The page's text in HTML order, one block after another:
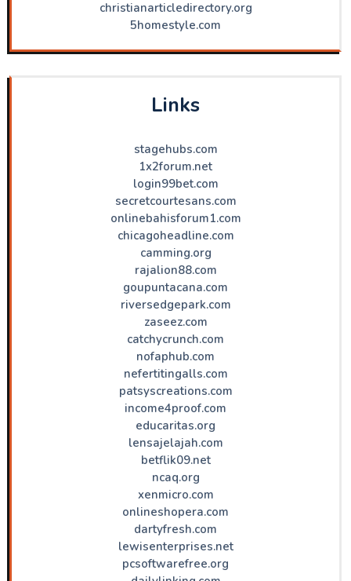
christianarticledirectory.org
5homestyle.com
Links
stagehubs.com
1x2forum.net
login99bet.com
secretcourtesans.com
onlinebahisforum1.com
chicagoheadline.com
camming.org
rajalion88.com
goupuntacana.com
riversedgepark.com
zaseez.com
catchycrunch.com
nofaphub.com
nefertitingalls.com
patsyscreations.com
income4proof.com
educaritas.org
lensajelajah.com
betflik09.net
ncaq.org
xenmicro.com
onlineshopera.com
dartyfresh.com
lewisenterprises.net
pcsoftwarefree.org